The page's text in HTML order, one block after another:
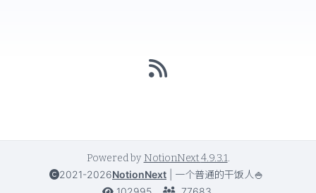
Powered by NotionNext4.9.3.1.
2021-2026NotionNext
一个普通的干饭人🍚